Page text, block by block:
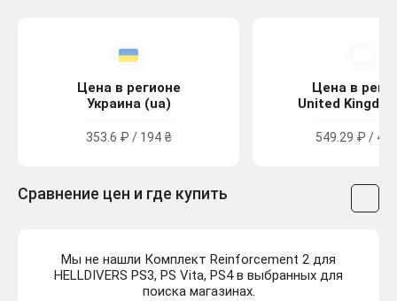
Цена в регионе
Украина (ua)
353.6 ₽ / 194 ₴
Цена в
United
549.29 ₽ /
Сравнение цен и где купить
Мы не нашли Комплект Reinforcement 2 для
HELLDIVERS PS3, PS Vita, PS4 в выбранных для
поиска магазинах.